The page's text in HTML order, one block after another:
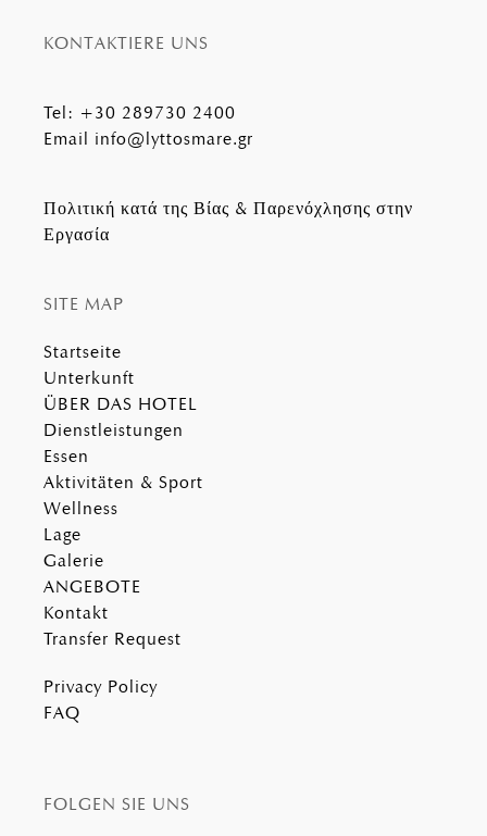
KONTAKTIERE UNS
Tel : +30 289730 2400
Email
info@lyttosmare.gr
Πολιτική κατά της Βίας & Παρενόχλησης στην
Εργασία
SITE MAP
Startseite
Unterkunft
ÜBER DAS HOTEL
Dienstleistungen
Essen
Aktivitäten & Sport
Wellness
Lage
Galerie
ANGEBOTE
Kontakt
Transfer Request
Privacy Policy
FAQ
FOLGEN SIE UNS